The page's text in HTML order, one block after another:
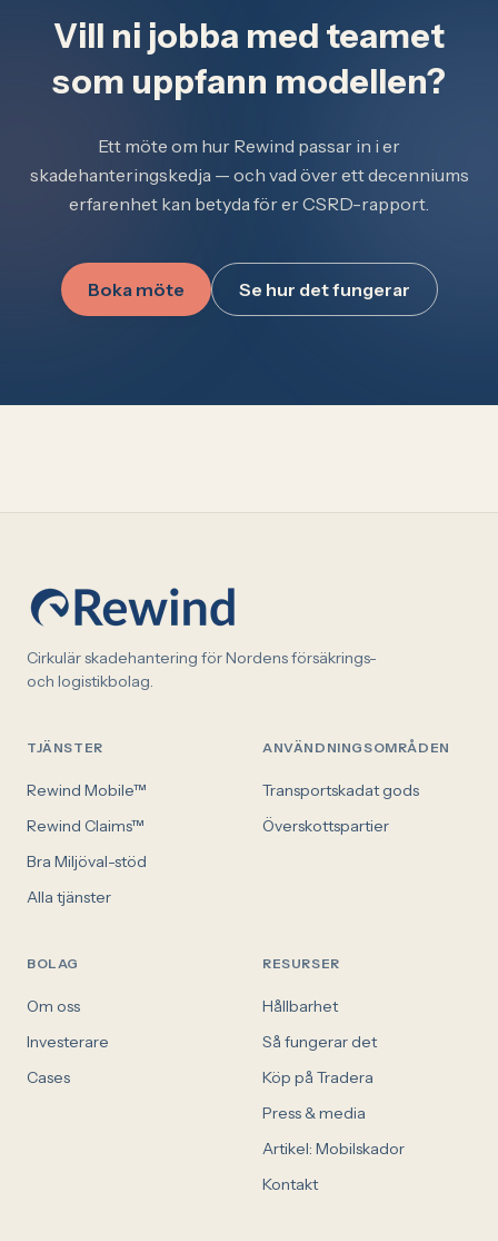
Vill ni jobba med teamet
som uppfann modellen?
Ett möte om hur Rewind passar in i er
skadehanteringskedja — och vad över ett decenniums
erfarenhet kan betyda för er CSRD-rapport.
Boka möte Se hur det fungerar
Cirkulär skadehantering för Nordens försäkrings-
och logistikbolag.
TJÄNSTER
Rewind Mobile™
Rewind Claims™
Bra Miljöval-stöd
Alla tjänster
ANVÄNDNINGSOMRÅDEN
Transportskadat gods
Överskottspartier
BOLAG
Om oss
Investerare
Cases
RESURSER
Hållbarhet
Så fungerar det
Köp på Tradera
Press & media
Artikel: Mobilskador
Kontakt